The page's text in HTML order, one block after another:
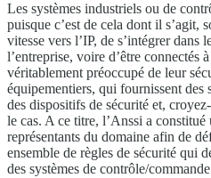
Les systèmes industriels ou de
puisque c’est de cela dont il s’agit,
vitesse vers l’IP, de s’intégrer dans
l’entreprise, voire d’être connectés
véritablement préoccupé de leur
équipementiers, qui fournissent des
des dispositifs de sécurité et,
le cas. A ce titre, l’Anssi a
représentants du domaine afin de
ensemble de règles de sécurité qui
des systèmes de contrôle/